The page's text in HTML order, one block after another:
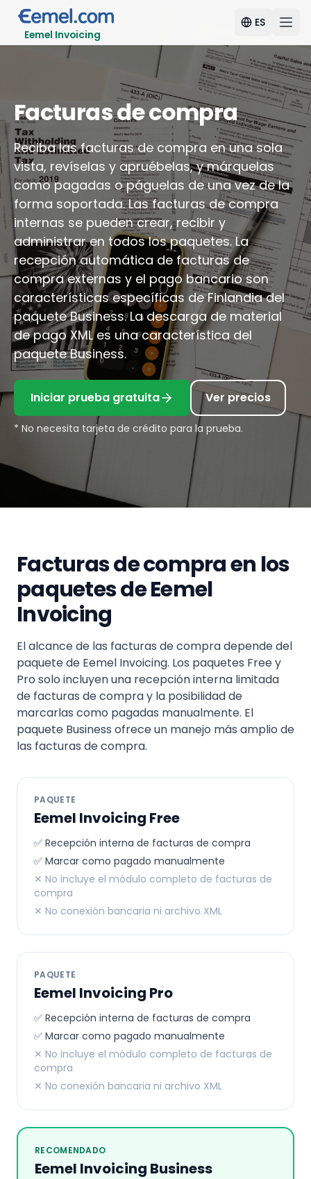
Eemel Invoicing
ES
Facturas de compra
Reciba las facturas de compra en una sola
vista, revíselas y apruébelas, y márquelas
como pagadas o páguelas de una vez de la
forma soportada. Las facturas de compra
internas se pueden crear, recibir y
administrar en todos los paquetes. La
recepción automática de facturas de
compra externas y el pago bancario son
características específicas de Finlandia del
paquete Business. La descarga de material
de pago XML es una característica del
paquete Business.
Iniciar prueba gratuita Ver precios
* No necesita tarjeta de crédito para la prueba.
Facturas de compra en los
paquetes de Eemel
Invoicing
El alcance de las facturas de compra depende del
paquete de Eemel Invoicing. Los paquetes Free y
Pro solo incluyen una recepción interna limitada
de facturas de compra y la posibilidad de
marcarlas como pagadas manualmente. El
paquete Business ofrece un manejo más amplio de
las facturas de compra.
PAQUETE
Eemel Invoicing Free
✅ Recepción interna de facturas de compra
✅ Marcar como pagado manualmente
✕ No incluye el módulo completo de facturas de
compra
✕ No conexión bancaria ni archivo XML
PAQUETE
Eemel Invoicing Pro
✅ Recepción interna de facturas de compra
✅ Marcar como pagado manualmente
✕ No incluye el módulo completo de facturas de
compra
✕ No conexión bancaria ni archivo XML
RECOMENDADO
Eemel Invoicing Business